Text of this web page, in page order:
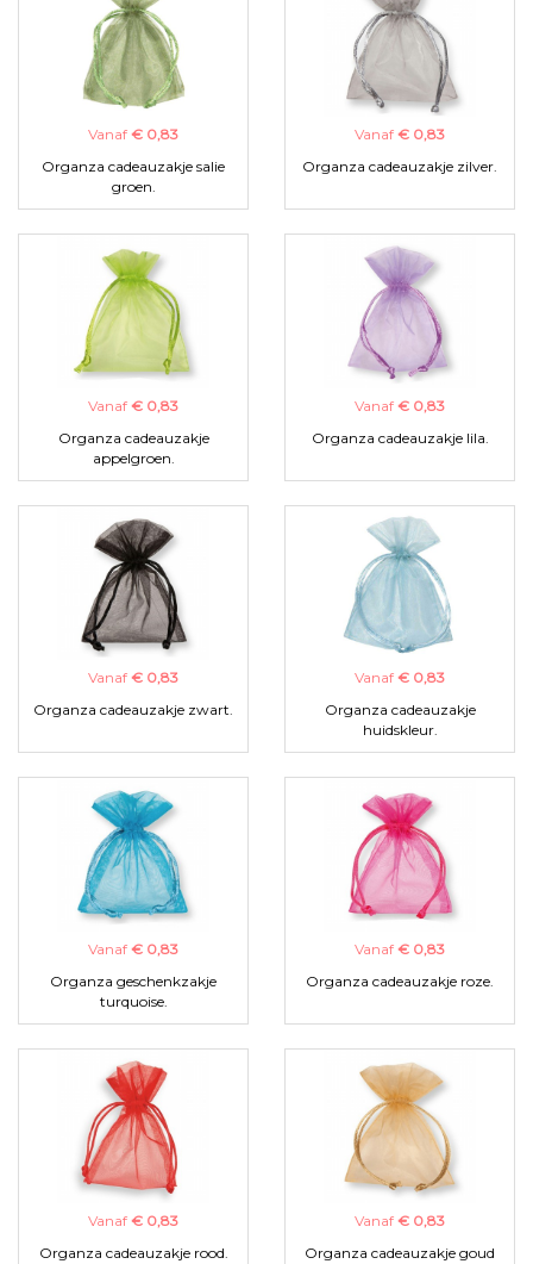
Vanaf € 0,83
Organza cadeauzakje salie
groen.
Vanaf € 0,83
Organza cadeauzakje zilver.
Vanaf € 0,83
Organza cadeauzakje
appelgroen.
Vanaf € 0,83
Organza cadeauzakje lila.
Vanaf € 0,83
Organza cadeauzakje zwart.
Vanaf € 0,83
Organza cadeauzakje
huidskleur.
Vanaf € 0,83
Organza geschenkzakje
turquoise.
Vanaf € 0,83
Organza cadeauzakje roze.
Vanaf € 0,83
Organza cadeauzakje rood.
Vanaf € 0,83
Organza cadeauzakje goud